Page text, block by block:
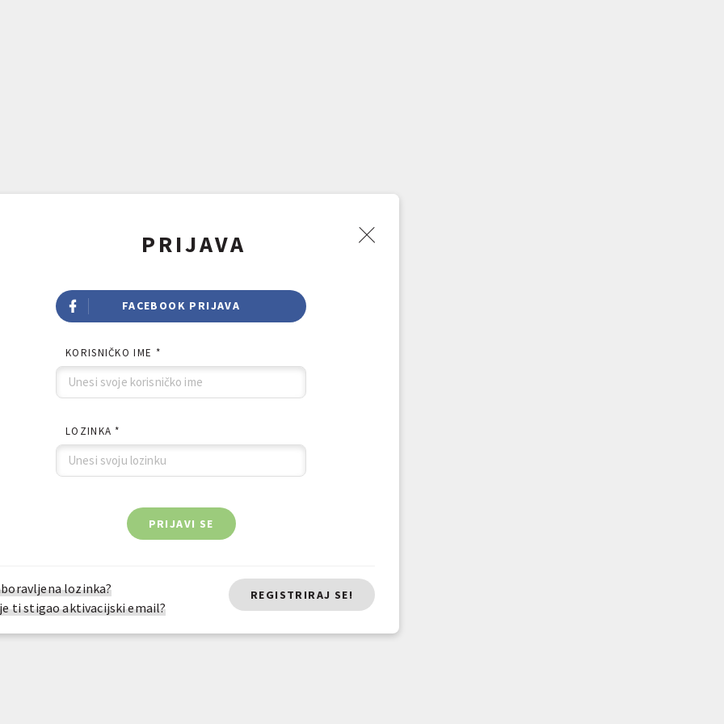
PRIJAVA
FACEBOOK PRIJAVA
KORISNIČKO IME *
LOZINKA *
PRIJAVI SE
lozinka?
ti stigao aktivacijski email?
REGISTRIRAJ SE!